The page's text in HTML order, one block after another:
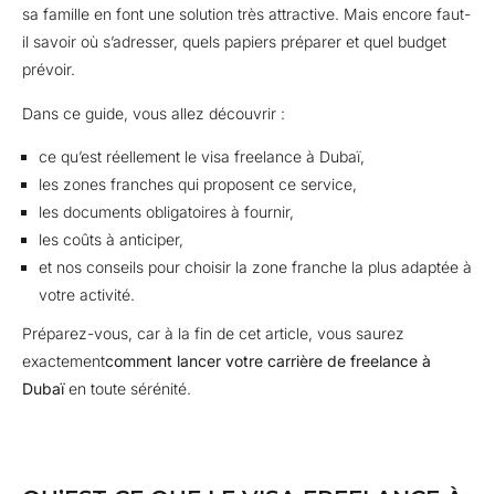
sa famille en font une solution très attractive. Mais encore faut-
il savoir où s’adresser, quels papiers préparer et quel budget
prévoir.
Dans ce guide, vous allez découvrir :
ce qu’est réellement le visa freelance à Dubaï,
les zones franches qui proposent ce service,
les documents obligatoires à fournir,
les coûts à anticiper,
et nos conseils pour choisir la zone franche la plus adaptée à
votre activité.
Préparez-vous, car à la fin de cet article, vous saurez
exactementcomment lancer votre carrière de freelance à
Dubaïen toute sérénité.